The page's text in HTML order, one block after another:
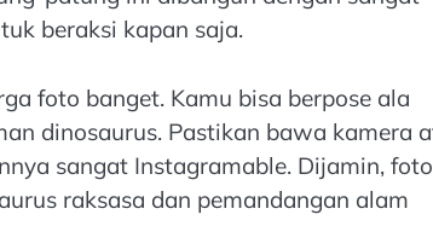
beraksi kapan saja.
foto banget. Kamu bisa berpose ala
dinosaurus. Pastikan bawa kamera
sangat Instagramable. Dijamin,
raksasa dan pemandangan alam